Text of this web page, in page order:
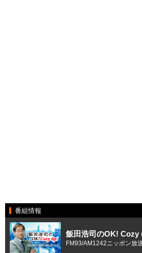
番組情報
飯田浩司のOK! Cozy
FM93/AM1242ニッポン